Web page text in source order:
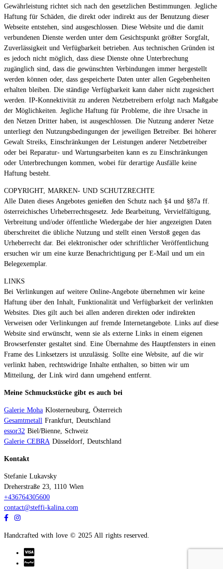
Gewährleistung richtet sich nach den gesetzlichen Bestimmungen. Jegliche
Haftung für Schäden, die direkt oder indirekt aus der Benutzung dieser
Webseite entstehen, sind ausgeschlossen. Diese Website und die damit
verbundenen Dienste werden unter dem Gesichtspunkt größter Sorgfalt,
Zuverlässigkeit und Verfügbarkeit betrieben. Aus technischen Gründen ist
es jedoch nicht möglich, dass diese Dienste ohne Unterbrechung
zugänglich sind, dass die gewünschten Verbindungen immer hergestellt
werden können oder, dass gespeicherte Daten unter allen Gegebenheiten
erhalten bleiben. Die ständige Verfügbarkeit kann daher nicht zugesichert
werden. IP-Konnektivität zu anderen Netzbetreibern erfolgt nach Maßgabe
der Möglichkeiten. Jegliche Haftung für Probleme, die ihre Ursache in
den Netzen Dritter haben, ist ausgeschlossen. Die Nutzung anderer Netze
unterliegt den Nutzungsbedingungen der jeweiligen Betreiber. Bei höherer
Gewalt Streiks, Einschränkungen der Leistungen anderer Netzbetreiber
oder bei Reparatur- und Wartungsarbeiten kann es zu Einschränkungen
oder Unterbrechungen kommen, wobei für derartige Ausfälle keine
Haftung besteht.
COPYRIGHT, MARKEN- UND SCHUTZRECHTE
Alle Daten dieses Angebotes genießen den Schutz nach §4 und §87a ff.
österreichisches Urheberrechtsgesetz. Jede Bearbeitung, Vervielfältigung,
Verbreitung und/oder öffentliche Wiedergabe der hier angezeigten Daten
überschreitet die übliche Nutzung und stellt einen Verstoß gegen das
Urheberrecht dar. Bei elektronischer oder schriftlicher Veröffentlichung
ersuchen wir um eine kurze Benachrichtigung per E-Mail und um ein
Belegexemplar.
LINKS
Bei Verlinkungen auf weitere Online-Angebote übernehmen wir keine
Haftung über den Inhalt, Funktionalität und Verfügbarkeit der verlinkten
Websites. Dies gilt auch bei allen anderen direkten oder indirekten
Verweisen oder Verlinkungen auf fremde Internetangebote. Links auf diese
Website sind erwünscht, wenn sie als externe Links in einem eigenen
Browserfenster gestaltet sind. Eine Übernahme des Hauptfensters in einen
Frame des Linksetzers ist unzulässig. Sollte eine Website, auf die wir
verlinkt haben, rechtswidrige Inhalte enthalten, so bitten wir um
Mitteilung, der Link wird dann umgehend entfernt.
Meine Schmuckstücke gibt es auch bei
Galerie Moha Klosterneuburg, Österreich
Gesamtmetall Frankfurt, Deutschland
essor32 Biel/Bienne, Schweiz
Galerie CEBRA Düsseldorf, Deutschland
Kontakt
Stefanie Lukavsky
Dreherstraße 23, 1110 Wien
+436764305600
contact@steffi-kalina.com
Handcrafted with love © 2025 All rights reserved.